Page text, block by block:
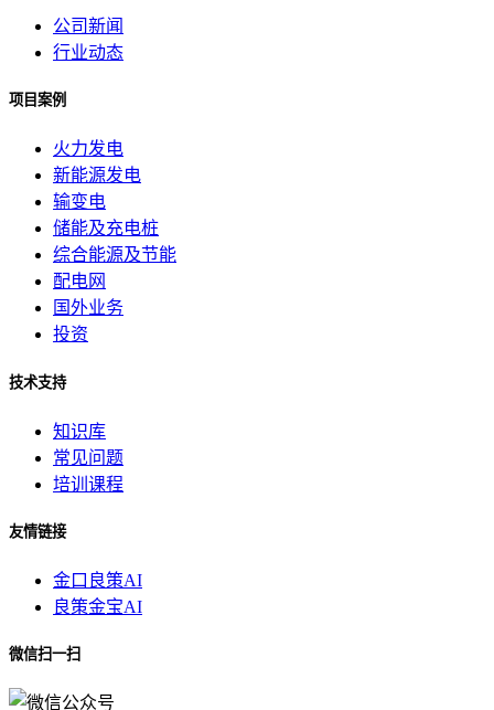
公司新闻
行业动态
项目案例
火力发电
新能源发电
输变电
储能及充电桩
综合能源及节能
配电网
国外业务
投资
技术支持
知识库
常见问题
培训课程
友情链接
金口良策AI
良策金宝AI
微信扫一扫